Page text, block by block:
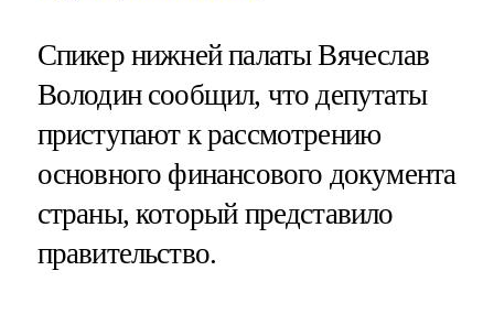
Спикер нижней палаты Вячеслав
Володин сообщил, что депутаты
приступают к рассмотрению
основного финансового документа
страны, который представило
правительство.